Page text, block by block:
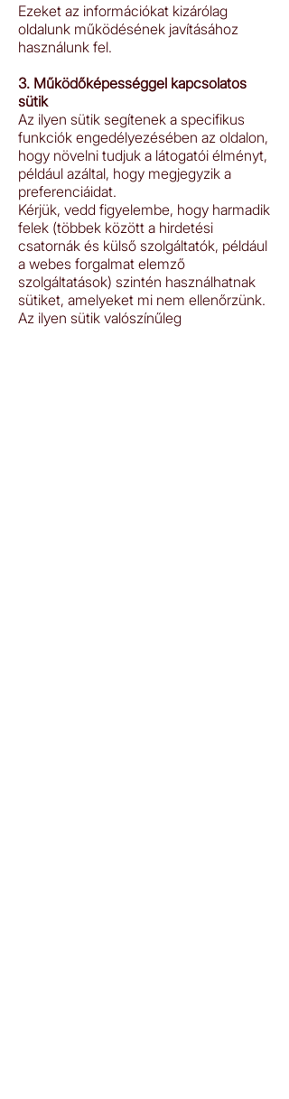
Ezeket az információkat kizárólag
oldalunk működésének javításához
használunk fel.
3. Működőképességgel kapcsolatos
sütik
Az ilyen sütik segítenek a specifikus
funkciók engedélyezésében az oldalon,
hogy növelni tudjuk a látogatói élményt,
például azáltal, hogy megjegyzik a
preferenciáidat.
Kérjük, vedd figyelembe, hogy harmadik
felek (többek között a hirdetési
csatornák és külső szolgáltatók, például
a webes forgalmat elemző
szolgáltatások) szintén használhatnak
sütiket, amelyeket mi nem ellenőrzünk.
Az ilyen sütik valószínűleg